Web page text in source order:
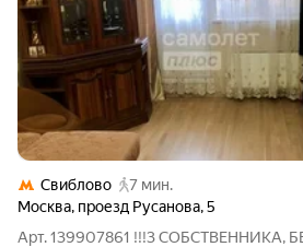
Свиблово
7 мин.
Москва, проезд Русанова,5
Арт. 139907861 !!!3 СОБСТВЕННИКА,